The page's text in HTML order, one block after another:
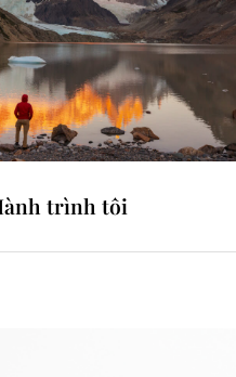
trình tôi